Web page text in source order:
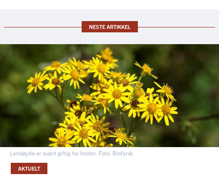
NESTE ARTIKKEL
Landøyde er svært giftig for hester. Foto: Bioforsk
AKTUELT